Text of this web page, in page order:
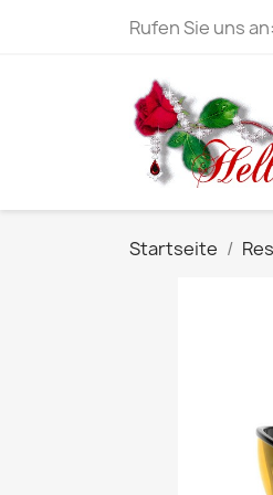
Rufen Sie uns an:
Startseite